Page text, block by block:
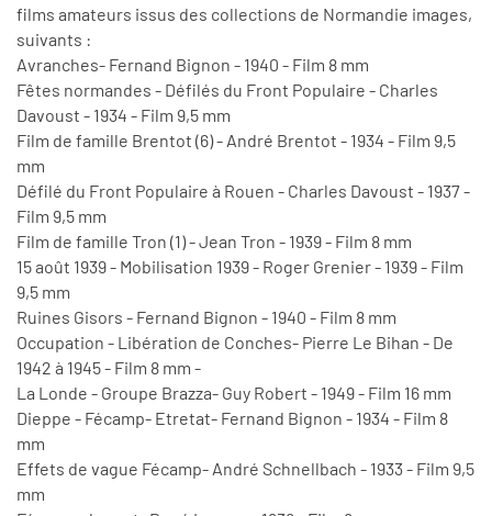
films amateurs issus des collections de Normandie images,
suivants :
Avranches- Fernand Bignon - 1940 - Film 8 mm
Fêtes normandes - Défilés du Front Populaire - Charles
Davoust - 1934 - Film 9,5 mm
Film de famille Brentot (6) - André Brentot - 1934 - Film 9,5
mm
Défilé du Front Populaire à Rouen - Charles Davoust - 1937 -
Film 9,5 mm
Film de famille Tron (1) - Jean Tron - 1939 - Film 8 mm
15 août 1939 - Mobilisation 1939 - Roger Grenier - 1939 - Film
9,5 mm
Ruines Gisors - Fernand Bignon - 1940 - Film 8 mm
Occupation - Libération de Conches- Pierre Le Bihan - De
1942 à 1945 - Film 8 mm -
La Londe - Groupe Brazza- Guy Robert - 1949 - Film 16 mm
Dieppe - Fécamp- Etretat- Fernand Bignon - 1934 - Film 8
mm
Effets de vague Fécamp- André Schnellbach - 1933 - Film 9,5
mm